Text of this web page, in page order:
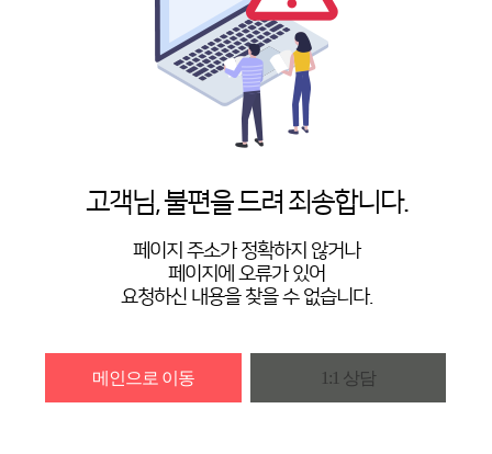
고객님, 불편을 드려 죄송합니다.
페이지 주소가 정확하지 않거나
페이지에 오류가 있어
요청하신 내용을 찾을 수 없습니다.
메인으로 이동 1:1 상담